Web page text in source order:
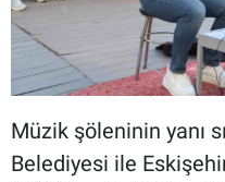
Müzik şöleninin yanı
Belediyesi ile